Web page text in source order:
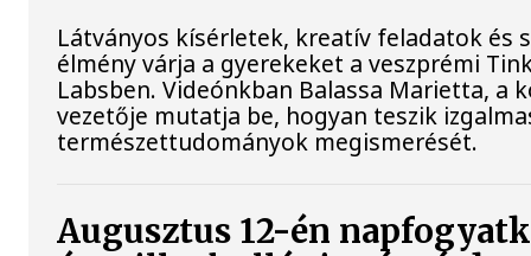
Látványos kísérletek, kreatív feladatok és
élmény várja a gyerekeket a veszprémi
Labsben. Videónkban Balassa Marietta, a
vezetője mutatja be, hogyan teszik
természettudományok megismerését.
Augusztus 12-én